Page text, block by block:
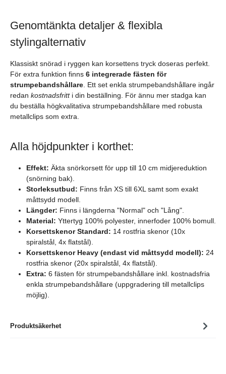
Produktsäkerhet
Genomtänkta detaljer & flexibla
stylingalternativ
Klassiskt snörad i ryggen kan korsettens tryck doseras perfekt.
För extra funktion finns 6 integrerade fästen för
strumpebandshållare . Ett set enkla strumpebandshållare ingår
redan kostnadsfritti din beställning. För ännu mer stadga kan
du beställa högkvalitativa strumpebandshållare med robusta
metallclips som extra.
Alla höjdpunkter i korthet:
Effekt: Äkta snörkorsett för upp till 10 cm midjereduktion
(snörning bak).
Storleksutbud: Finns från XS till 6XL samt som exakt
måttsydd modell.
Längder: Finns i längderna "Normal" och "Lång".
Material: Yttertyg 100% polyester, innerfoder 100% bomull.
Korsettskenor Standard: 14 rostfria skenor (10x
spiralstål, 4x flatstål).
Korsettskenor Heavy (endast vid måttsydd modell): 24
rostfria skenor (20x spiralstål, 4x flatstål).
Extra: 6 fästen för strumpebandshållare inkl. kostnadsfria
enkla strumpebandshållare (uppgradering till metallclips
möjlig).